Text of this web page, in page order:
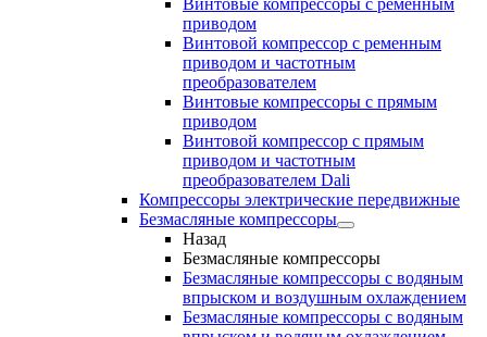
Винтовые компрессоры с ременным
приводом
Винтовой компрессор с ременным
приводом и частотным
преобразователем
Винтовые компрессоры с прямым
приводом
Винтовой компрессор с прямым
приводом и частотным
преобразователем Dali
Компрессоры электрические передвижные
Безмасляные компрессоры
Назад
Безмасляные компрессоры
Безмасляные компрессоры с водяным
впрыском и воздушным охлаждением
Безмасляные компрессоры с водяным